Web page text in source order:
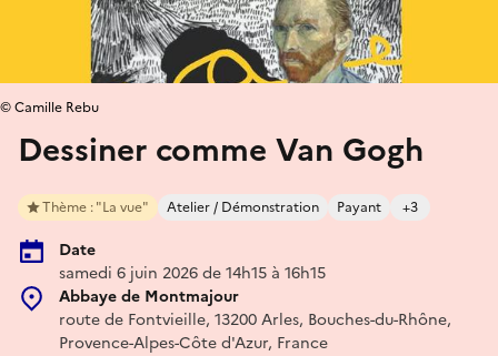
Dessiner comme Van Gogh
Thème : "La vue" Atelier / Démonstration Payant +3
Date
samedi 6 juin 2026 de 14h15 à 16h15
Abbaye de Montmajour
route de Fontvieille, 13200 Arles, Bouches-du-Rhône,
Provence-Alpes-Côte d'Azur, France
© Camille Rebu